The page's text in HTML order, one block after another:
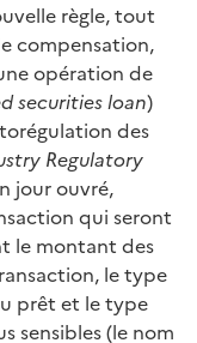
règle, tout
compensation,
opération de
securities loan)
des
Regulatory
jour ouvré,
qui seront
le montant des
le type
prêt et le type
sensibles (le nom